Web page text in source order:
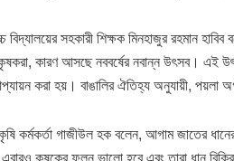
বিদ্যালয়ের সহকারী শিক্ষক মিনহাজুর রহমান
কারণ আসছে নববর্ষের নবান্ন উৎসব। এই
করা হয়। বাঙালির ঐতিহ্য অনুযায়ী,
কর্মকর্তা গাজীউল হক বলেন, আগাম জাতের
কৃষকের ফলন ভালো হবে এবং তারা ধান